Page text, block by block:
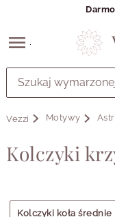
GŁÓWNEJ
PRODUKTÓW
MENU
UŻYTKOWNIKA
Vezzi Motywy
Kolczyki
Kolczyki koła średnie